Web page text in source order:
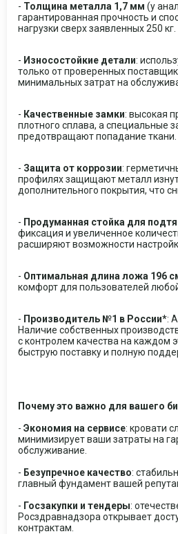
- Толщина металла 1,7 мм (у
гарантированная прочность и
нагрузки сверх заявленных 250 кг.
- Износостойкие детали:
только от проверенных
минимальных затрат на
- Качественные замки: высокая
плотного сплава, а специальные
предотвращают попадание ткани.
- Защита от коррозии:
профилях защищают металл
дополнительного покрытия, что
- Продуманная стойка для
фиксация и увеличенное
расширяют возможности
- Оптимальная длина ложа 196
комфорт для пользователей
- Производитель №1 в России*:
Наличие собственных
с контролем качества на каждом
быструю поставку и полную
Почему это важно для вашего
- Экономия на сервисе: кровати
минимизирует ваши затраты на
обслуживание.
- Безупречное качество:
главный фундамент вашей
- Госзакупки и тендеры:
Росздравнадзора открывает
контрактам.